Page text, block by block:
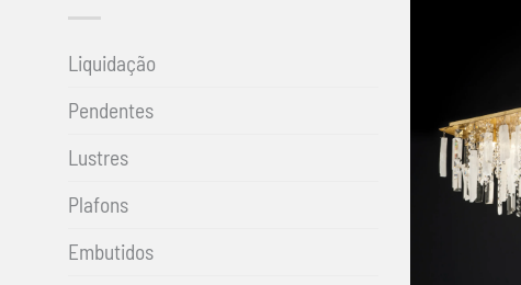
Liquidação
Pendentes
Lustres
Plafons
Embutidos